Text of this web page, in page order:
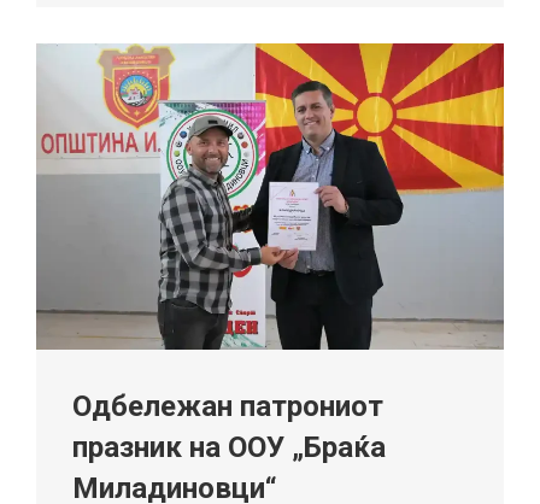
Одбележан патрониот
празник на ООУ „Браќа
Миладиновци“